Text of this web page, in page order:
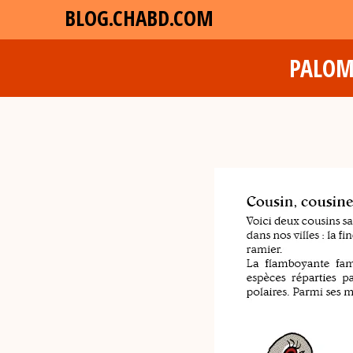
BLOG.CHABD.COM